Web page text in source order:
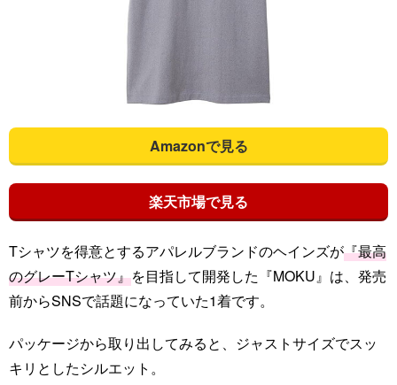
Amazonで見る
楽天市場で見る
Tシャツを得意とするアパレルブランドのヘインズが『最高
のグレーTシャツ』を目指して開発した『MOKU』は、発売
前からSNSで話題になっていた1着です。
パッケージから取り出してみると、ジャストサイズでスッ
キリとしたシルエット。